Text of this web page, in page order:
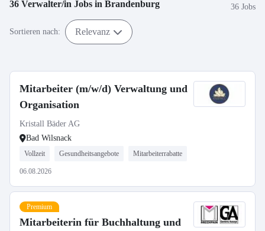
36 Verwalter/in Jobs in Brandenburg 36 Jobs
Sortieren nach: Relevanz
Mitarbeiter (m/w/d) Verwaltung und
Organisation
Kristall Bäder AG
Bad Wilsnack
Vollzeit Gesundheitsangebote Mitarbeiterrabatte
06.08.2026
Premium
Mitarbeiterin für Buchhaltung und